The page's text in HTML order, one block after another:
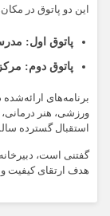
این دو پاتوق در
پاتوق اول:
پاتوق دوم:
برنامه‌های
ورزشی، هنر
استقبال گسترده
گفتنی است،
هدف ارتقای کیفیت